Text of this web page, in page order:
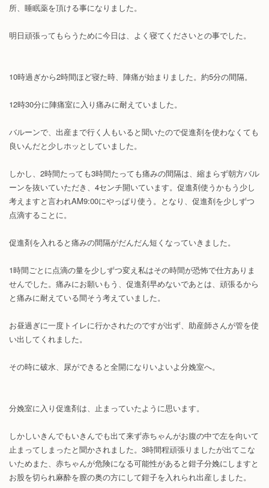
所、睡眠薬を頂ける事になりました。
明日頑張ってもらうために今日は、よく寝てくださいとの事でした。
10時過ぎから2時間ほど寝た時、陣痛が始まりました。約5分の間隔。
12時30分に陣痛室に入り痛みに耐えていました。
バルーンで、出産まで行く人もいると聞いたので促進剤を使わなくても
良いんだと少しホッとしていました。
しかし、2時間たっても3時間たっても痛みの間隔は、縮まらず朝方バル
ーンを抜いていただき、4センチ開いています。促進剤使うかもう少し
考えますと言われAM9:00にやっぱり使う。となり、促進剤を少しずつ
点滴することに。
促進剤を入れると痛みの間隔がだんだん短くなっていきました。
1時間ごとに点滴の量を少しずつ変え私はその時間が恐怖で仕方ありま
せんでした。痛みにお願いもう、促進剤早めないであとは、頑張るから
と痛みに耐えている間そう考えていました。
お昼過ぎに一度トイレに行かされたのですが出ず、助産師さんが管を使
い出してくれました。
その時に破水、尿ができると全開になりいよいよ分娩室へ。
分娩室に入り促進剤は、止まっていたように思います。
しかしいきんでもいきんでも出て来ず赤ちゃんがお腹の中で左を向いて
止まってしまったと聞かされました。3時間程頑張りましたが出てこな
いためまた、赤ちゃんが危険になる可能性があると鉗子分娩にしますと
お股を切られ麻酔を膣の奥の方にして鉗子を入れられ出産しました。